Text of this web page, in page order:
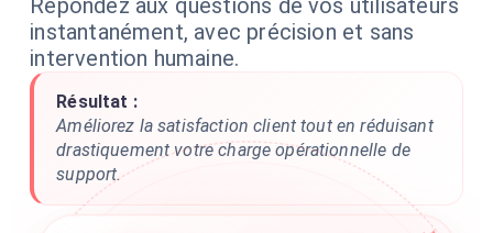
Répondez aux questions de vos utilisateurs
instantanément, avec précision et sans
intervention humaine.
Résultat :
Améliorez la satisfaction client tout en réduisant
drastiquement votre charge opérationnelle de
support.